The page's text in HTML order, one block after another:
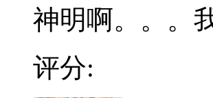
神明啊。。。
评分: